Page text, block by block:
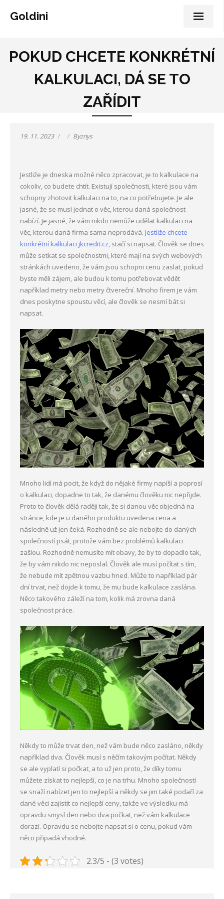
Goldini
POKUD CHCETE KONKRÉTNÍ
KALKULACI, DÁ SE TO
ZAŘÍDIT
19. 11. 2023 Byznys
Jestliže je dneska možné něco zpracovat, je to kalkulace na
cokoliv, co budete chtít. Existují společnosti, které jsou vám
schopny zhotovit kalkulaci na to, na co potřebujete. Je ale
jasné, že se musí jednat o věc, kterou daná společnost
nabízí. Je jasné, že vám nikdo nemůže udělat kalkulaci na
věc, kterou daná firma sama neprodává. Jestliže chcete
konkrétní kalkulaci jkcredit.cz, stačí si napsat. Člověk se dnes
může setkat se společnostmi, které mají na svých webových
stránkách uvedeno, že vám jsou schopni cenu zaslat, pokud
byste měli zájem, ale budou k tomu potřebovat vědět
například metry nebo metry čtvereční. Mnoho firem je vám
dnes poskytne spoustu věcí, ale člověk se nesmí bát si
napsat.
Mnoho lidí má pocit, že když do nějaké firmy napíší a poprosí
o kalkulaci, dopadne to tak, že danému člověku nic nepřijde.
Proto to člověk dělá raději tak, že si danou věc objedná na
stránce, kde je u daného produktu uvedena cena a
následně už jen čeká. Rozhodně se ale nebojte do daných
společností psát, protože vám bez problémů kalkulaci
zašlou. Rozhodně nemusíte mít obavy, že by to dopadlo tak,
že by vám nikdo nic neposlal. Člověk ale musí počítat s tím,
že nebude mít zpětnou vazbu hned. Může to například pár
dní trvat, než dojde k tomu, že mu bude kalkulace zaslána.
Něco takového záleží na tom, kolik má zrovna daná
společnost práce.
Někdy to může trvat den, než vám bude něco zasláno, někdy
například dva. Člověk musí s něčím takovým počítat. Někdy
se ale vyplatí si počkat, a to už jen proto, že díky tomu
můžete získat to nejlepší, co je na trhu. Mnoho společností
se snaží nabízet jen to nejlepší a někdy se jim také podaří za
dané věci zajistit co nejlepší ceny, takže ve výsledku má
opravdu smysl den nebo dva počkat, než vám kalkulace
dorazí. Opravdu se nebojte napsat si o cenu, pokud vám
něco připadá vhodné.
2.3/5 - (3 votes)